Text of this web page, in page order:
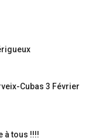
Cubas 3 Février
à tous !!!!